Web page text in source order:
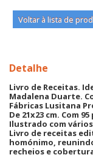
Voltar à lista de
Detalhe
Livro de Receitas.
Madalena Duarte.
Fábricas Lusitana
De 21x23 cm. Com
Ilustrado com
Livro de receitas
homónimo,
recheios e